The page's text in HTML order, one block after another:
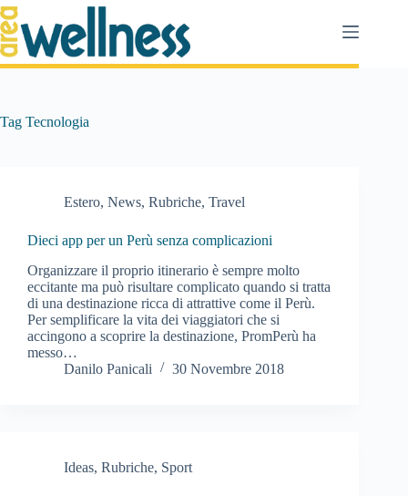
Salta
al
contenuto
Tag Tecnologia
Estero, News, Rubriche, Travel
Dieci app per un Perù senza complicazioni
Organizzare il proprio itinerario è sempre molto
eccitante ma può risultare complicato quando si tratta
di una destinazione ricca di attrattive come il Perù.
Per semplificare la vita dei viaggiatori che si
accingono a scoprire la destinazione, PromPerù ha
messo…
Danilo Panicali
30 Novembre 2018
Ideas, Rubriche, Sport